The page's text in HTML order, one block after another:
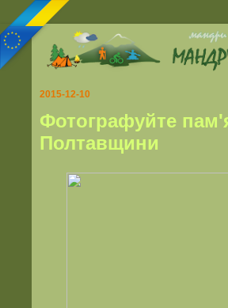
2015-12-10
Фотографуйте
Полтавщини